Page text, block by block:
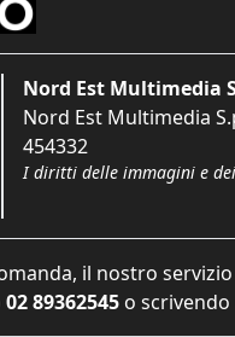
Nord Est Multimedia
Nord Est Multimedia
454332
I diritti delle immagini e
il nostro
02 89362545 o